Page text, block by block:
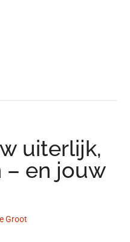
uiterlijk,
– en jouw
Groot